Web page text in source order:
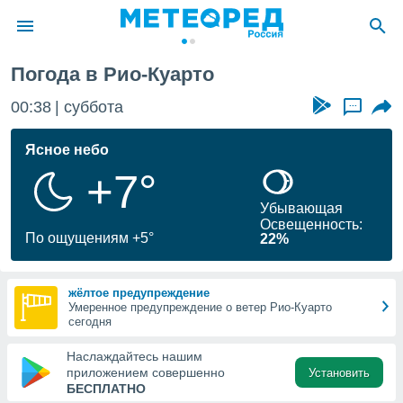
о
Вы можете
к этому
доступ
Погода в Рио-Куарто
00:38 суббота ...
Ясное небо
+7°
По ощущениям +5°
Убывающая
Освещенность:
22%
жёлтое предупреждение
Умеренное предупреждение о ветер Рио-Куарто
сегодня
Наслаждайтесь нашим
приложением совершенно
БЕСПЛАТНО
Установить